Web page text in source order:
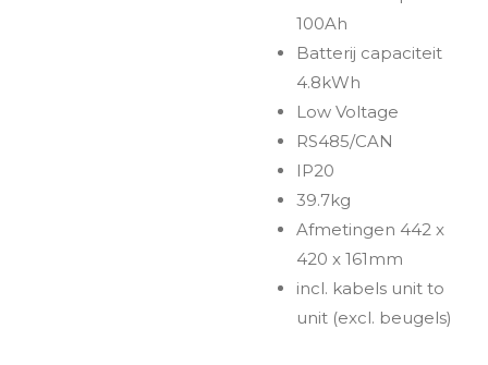
100Ah
Batterij capaciteit
4.8kWh
Low Voltage
RS485/CAN
IP20
39.7kg
Afmetingen 442 x
420 x 161mm
incl. kabels unit to
unit (excl. beugels)